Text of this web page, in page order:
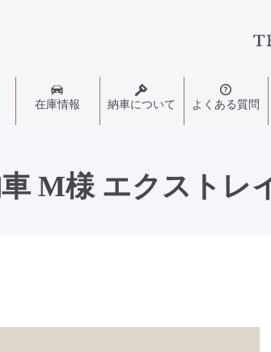
在庫情報 納車について よくある質問
M様 エクストレ